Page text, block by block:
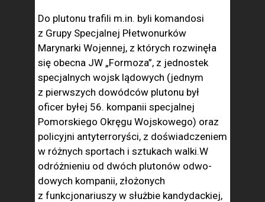
Do plutonu trafili m.in. byli komandosi
z Grupy Specjalnej Płe­twonurków
Marynarki Wojennej, z któ­rych rozwinęła
się obecna JW „Formoza”, z jedno­stek
specjalnych wojsk lądowych (jednym
z pierwszych dowódców plutonu był
oficer by­łej 56. kompanii specjal­nej
Pomorskiego Okręgu Wojskowego) oraz
policyjni an­tyterroryści, z doświadcze­niem
w różnych sportach i sztu­kach walki.W
odróżnieniu od dwóch plutonów odwo­
dowych kompanii, złożo­nych
z funkcjonariuszy w służbie kandydackiej,